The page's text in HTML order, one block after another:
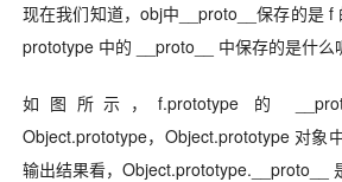
现在我们知道，obj中__proto__保存的是 f
prototype 中的 __proto__ 中保存的是什么
如图所示，f.prototype 的
Object.prototype，Object.prototype 对象
输出结果看，Object.prototype.__proto__